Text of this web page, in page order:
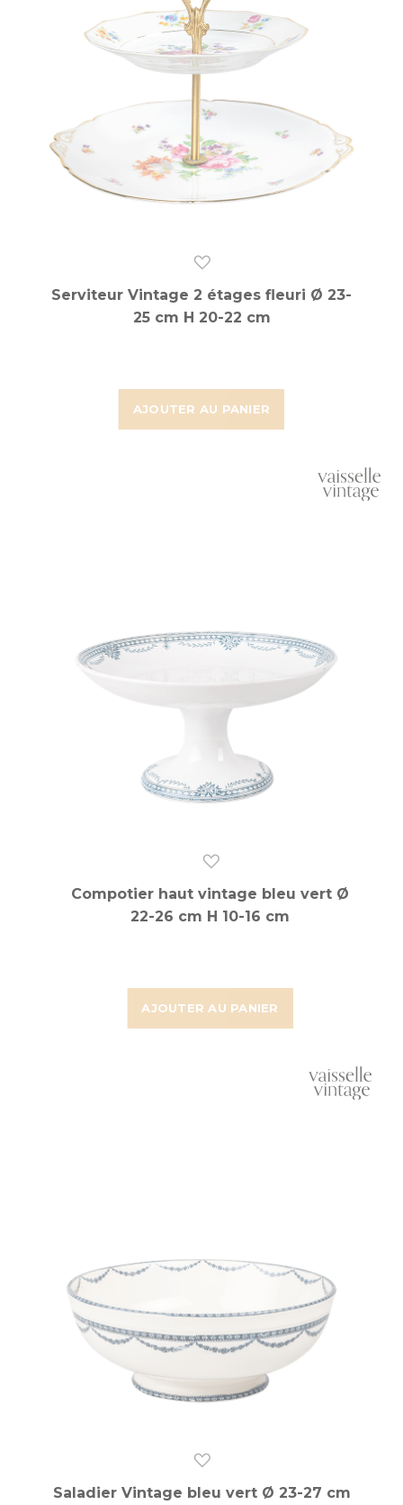
AJOUTER AU PANIER
Serviteur Vintage 2 étages fleuri Ø 23-
25 cm H 20-22 cm
AJOUTER AU PANIER
Compotier haut vintage bleu vert Ø
22-26 cm H 10-16 cm
Saladier Vintage bleu vert Ø 23-27 cm